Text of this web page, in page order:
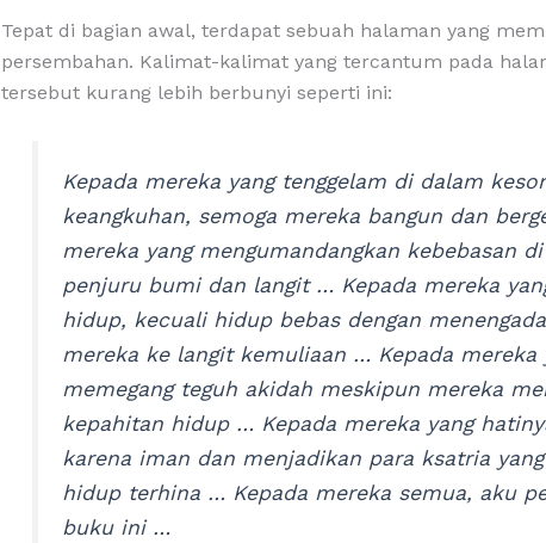
Tepat di bagian awal, terdapat sebuah halaman yang
persembahan. Kalimat-kalimat yang tercantum pada
tersebut kurang lebih berbunyi seperti ini:
Kepada mereka yang tenggelam di dalam
keangkuhan, semoga mereka bangun dan
mereka yang mengumandangkan kebebasan di
penjuru bumi dan langit … Kepada mereka
hidup, kecuali hidup bebas dengan
mereka ke langit kemuliaan … Kepada mereka
memegang teguh akidah meskipun mereka
kepahitan hidup … Kepada mereka yang
karena iman dan menjadikan para ksatria
hidup terhina … Kepada mereka semua, aku
buku ini …